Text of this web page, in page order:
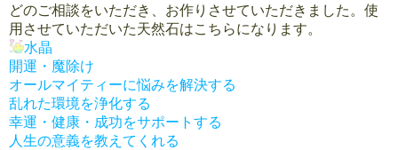
どのご相談をいただき、お作りさせていただきました。使
用させていただいた天然石はこちらになります。
水晶
開運・魔除け
オールマイティーに悩みを解決する
乱れた環境を浄化する
幸運・健康・成功をサポートする
人生の意義を教えてくれる